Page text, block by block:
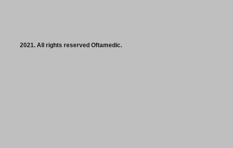
2021. All rights reserved Oftamedic.